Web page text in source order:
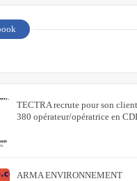
TECTRA recrute pour son client
380 opérateur/opératrice en CDI
ARMA ENVIRONNEMENT